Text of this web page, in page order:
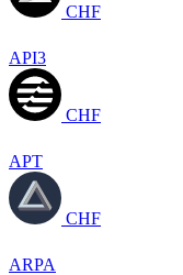
CHF
API3
CHF
APT
CHF
ARPA